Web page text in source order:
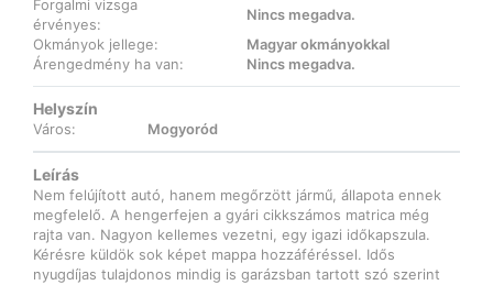
Forgalmi vizsga
érvényes:
Nincs megadva.
Okmányok jellege:
Magyar okmányokkal
Árengedmény ha van:
Nincs megadva.
Helyszín
Város: Mogyoród
Leírás
Nem felújított autó, hanem megőrzött jármű, állapota ennek
megfelelő. A hengerfejen a gyári cikkszámos matrica még
rajta van. Nagyon kellemes vezetni, egy igazi időkapszula.
Kérésre küldök sok képet mappa hozzáféréssel. Idős
nyugdíjas tulajdonos mindig is garázsban tartott szó szerint